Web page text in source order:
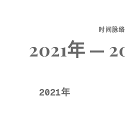
时间脉络
2021年 —
2021年